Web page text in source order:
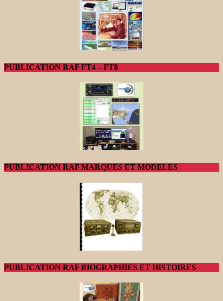
PUBLICATION RAF FT4 – FT8
PUBLICATION RAF MARQUES ET MODELES
PUBLICATION RAF BIOGRAPHIES ET HISTOIRES